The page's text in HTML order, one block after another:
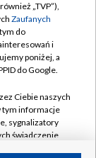
„TVP”),
Zaufanych
do
i
poniżej, a
do Google.
Ciebie naszych
tym informacje
sygnalizatory
świadczenie